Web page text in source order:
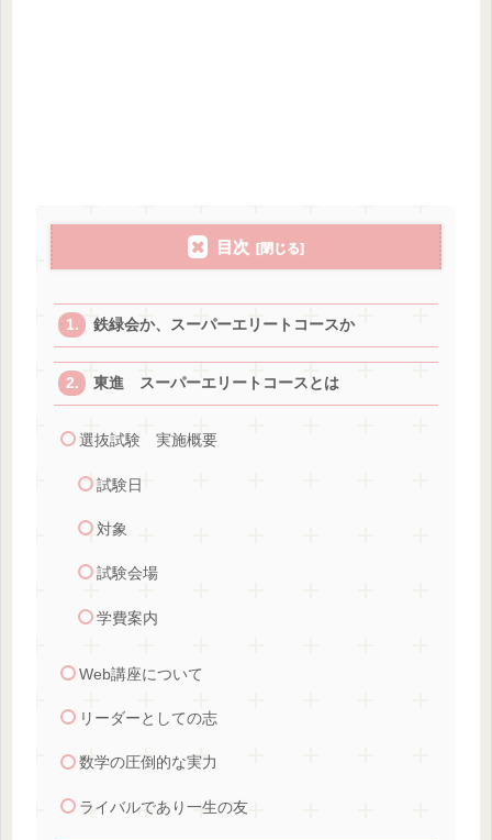
目次
鉄緑会か、スーパーエリートコースか
東進 スーパーエリートコースとは
選抜試験 実施概要
試験日
対象
試験会場
学費案内
Web講座について
リーダーとしての志
数学の圧倒的な実力
ライバルであり一生の友